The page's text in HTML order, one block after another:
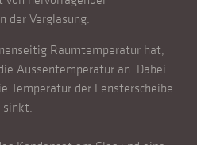
der Verglasung.
Raumtemperatur hat,
Aussentemperatur an. Dabei
Temperatur der Fensterscheibe